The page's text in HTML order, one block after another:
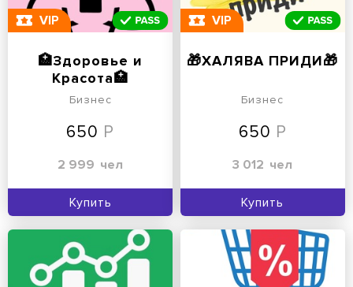
VIP
🏥Здоровье и
Красота🏥
Бизнес
650
2 999 чел
Купить
VIP
🎁ХАЛЯВА ПРИДИ🎁
Бизнес
650
3 012 чел
Купить